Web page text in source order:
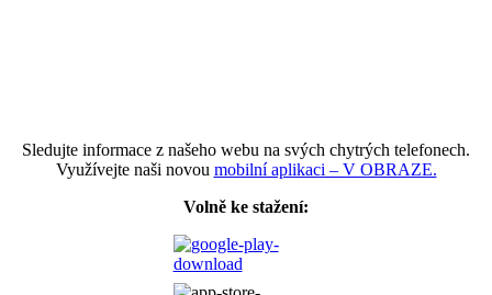
Sledujte informace z našeho webu na svých chytrých telefonech.
Využívejte naši novou mobilní aplikaci – V OBRAZE.
Volně ke stažení: